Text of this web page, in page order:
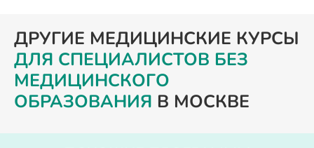
ДРУГИЕ МЕДИЦИНСКИЕ КУРСЫ
ДЛЯ СПЕЦИАЛИСТОВ БЕЗ
МЕДИЦИНСКОГО
ОБРАЗОВАНИЯ В МОСКВЕ